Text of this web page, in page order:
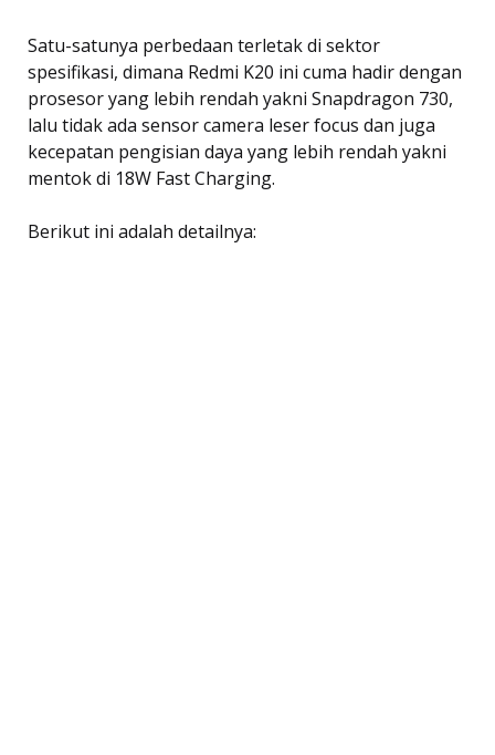
Satu-satunya perbedaan terletak di sektor
spesifikasi, dimana Redmi K20 ini cuma hadir dengan
prosesor yang lebih rendah yakni Snapdragon 730,
lalu tidak ada sensor camera leser focus dan juga
kecepatan pengisian daya yang lebih rendah yakni
mentok di 18W Fast Charging.
Berikut ini adalah detailnya: